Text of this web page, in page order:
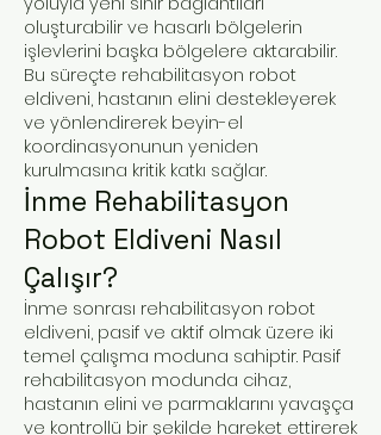
oluşturabilir ve hasarlı bölgelerin
işlevlerini başka bölgelere aktarabilir.
Bu süreçte rehabilitasyon robot
eldiveni, hastanın elini destekleyerek
ve yönlendirerek beyin-el
koordinasyonunun yeniden
kurulmasına kritik katkı sağlar.
İnme Rehabilitasyon
Robot Eldiveni Nasıl
Çalışır?
İnme sonrası rehabilitasyon robot
eldiveni, pasif ve aktif olmak üzere iki
temel çalışma moduna sahiptir. Pasif
rehabilitasyon modunda cihaz,
hastanın elini ve parmaklarını yavaşça
ve kontrollü bir şekilde hareket ettirerek